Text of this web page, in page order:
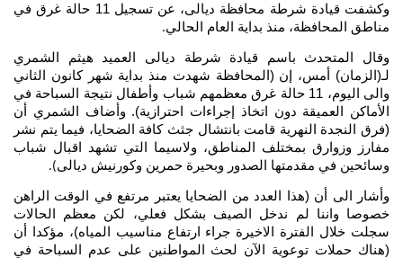
وكشفت قيادة شرطة محافظة ديالى، عن تسجيل 11 حالة غرق في
مناطق المحافظة، منذ بداية العام الحالي.
وقال المتحدث باسم قيادة شرطة ديالى العميد هيثم الشمري
لـ(الزمان) أمس، إن (المحافظة شهدت منذ بداية شهر كانون الثاني
والى اليوم، 11 حالة غرق معظمهم شباب وأطفال نتيجة السباحة في
الأماكن العميقة دون اتخاذ إجراءات احترازية). وأضاف الشمري أن
(فرق النجدة النهرية قامت بانتشال جثث كافة الضحايا، فيما يتم نشر
مفارز وزوارق بمختلف المناطق، ولاسيما التي تشهد اقبال شباب
وسائحين في مقدمتها الصدور وبحيرة حمرين وكورنيش ديالى).
وأشار الى أن (هذا العدد من الضحايا يعتبر مرتفع في الوقت الراهن
خصوصا واننا لم ندخل الصيف بشكل فعلي، لكن معظم الحالات
سجلت خلال الفترة الاخيرة جراء ارتفاع مناسيب المياه)، مؤكدا أن
(هناك حملات توعوية الآن لحث المواطنين على عدم السباحة في